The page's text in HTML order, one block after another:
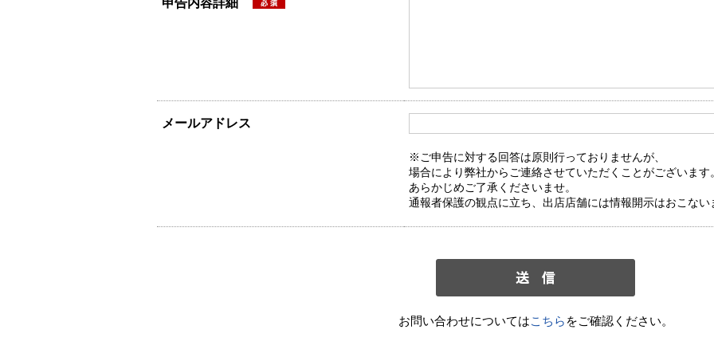
申告内容詳細
メールアドレス
※ご申告に対する回答は原則行っておりませんが、
場合により弊社からご連絡させていただくことがございます。
あらかじめご了承くださいませ。
通報者保護の観点に立ち、出店店舗には情報開示はおこない
お問い合わせについてはこちら をご確認ください。